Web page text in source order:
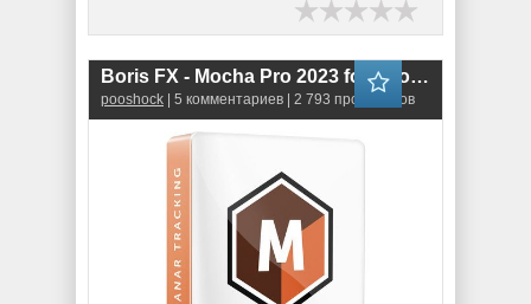
Boris FX - Mocha Pro 2023 for Adobe & OFX (10.0.0.934) RePack
pooshock | 5 комментариев | 2 793 просмотров